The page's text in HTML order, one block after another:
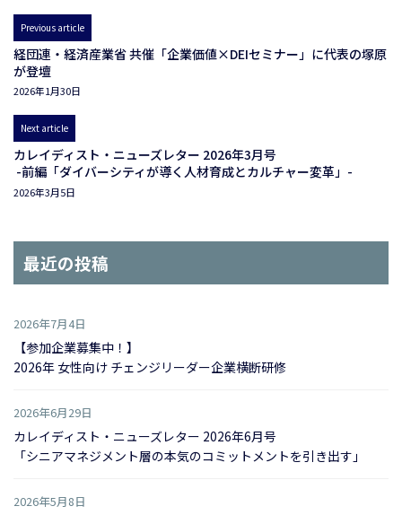
Previous article
経団連・経済産業省 共催「企業価値×DEIセミナー」に代表の塚原
が登壇
2026年1月30日
Next article
カレイディスト・ニューズレター 2026年3月号
-前編「ダイバーシティが導く人材育成とカルチャー変革」-
2026年3月5日
最近の投稿
【参加企業募集中！】
2026年 女性向け チェンジリーダー企業横断研修
2026年7月4日
カレイディスト・ニューズレター 2026年6月号
「シニアマネジメント層の本気のコミットメントを引き出す」
2026年6月29日
2026年5月8日